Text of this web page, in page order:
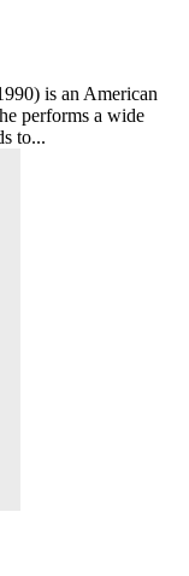
is an American
performs a wide
to...